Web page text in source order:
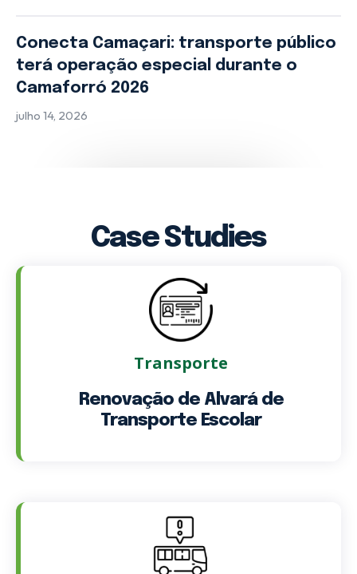
Conecta Camaçari: transporte público
terá operação especial durante o
Camaforró 2026
julho 14, 2026
Case Studies
Transporte
Renovação de Alvará de
Transporte Escolar